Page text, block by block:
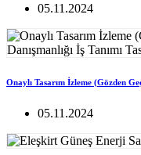
05.11.2024
Onaylı Tasarım İzleme (Gözden
05.11.2024